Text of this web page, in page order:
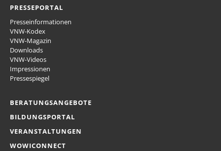
PRESSEPORTAL
Presseinformationen
VNW-Kodex
VNW-Magazin
Downloads
VNW-Videos
Impressionen
Pressespiegel
BERATUNGSANGEBOTE
BILDUNGSPORTAL
VERANSTALTUNGEN
WOWICONNECT